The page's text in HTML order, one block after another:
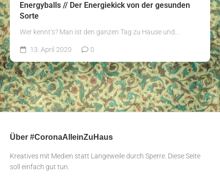
Energyballs // Der Energiekick von der gesunden
Sorte
Wer kennt’s? Man ist den ganzen Tag zu Hause und...
13. April 2020 0
Über #CoronaAlleinZuHaus
Kreatives mit Medien statt Langeweile durch Sperre. Diese Seite
soll einfach gut tun.